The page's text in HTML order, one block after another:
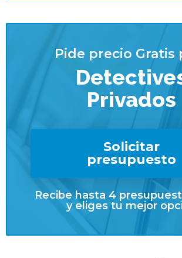
Pide precio Gratis
Privados
Solicitar
presupuesto
Recibe hasta 4
y eliges tu mejor